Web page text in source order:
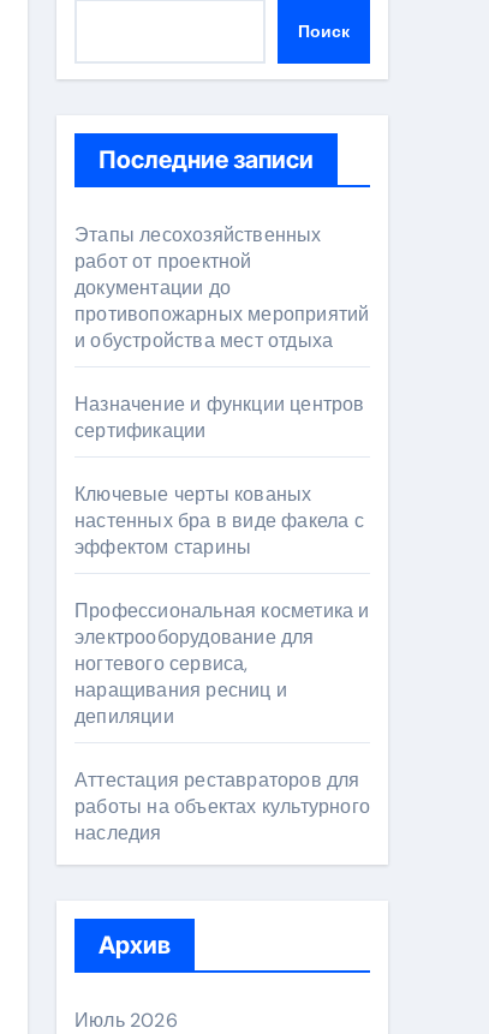
Поиск
Последние записи
Этапы лесохозяйственных
работ от проектной
документации до
противопожарных мероприятий
и обустройства мест отдыха
Назначение и функции центров
сертификации
Ключевые черты кованых
настенных бра в виде факела с
эффектом старины
Профессиональная косметика и
электрооборудование для
ногтевого сервиса,
наращивания ресниц и
депиляции
Аттестация реставраторов для
работы на объектах культурного
наследия
Архив
Июль 2026